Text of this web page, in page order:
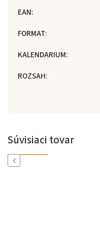
EAN:
FORMAT:
KALENDARIUM:
ROZSAH:
Súvisiaci tovar
Previous